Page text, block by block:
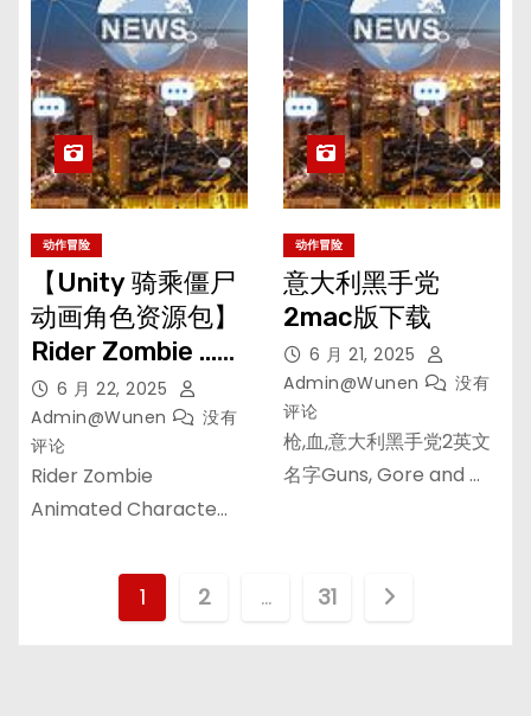
动作冒险
【Unity 骑乘僵尸
动画角色资源包】
Rider Zombie …适
合用作恐怖、动
作、冒险或生存类
游戏中的敌人角色
6 月 22, 2025
Admin@wunen
没有
评论
Rider Zombie
Animated Characte…
动作冒险
意大利黑手党
2mac版下载
6 月 21, 2025
Admin@wunen
没有
评论
枪,血,意大利黑手党2英文
名字Guns, Gore and …
文1 2 … 31